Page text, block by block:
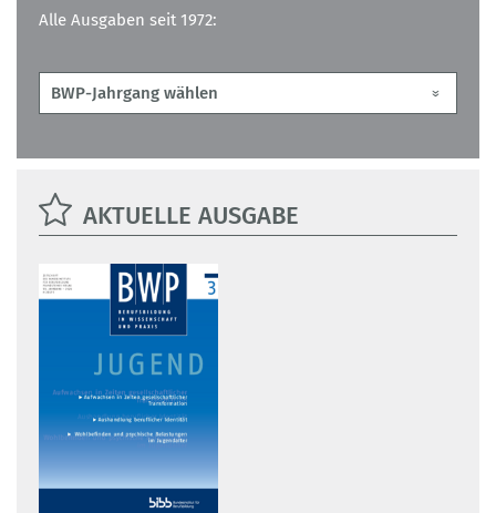
Alle Ausgaben seit 1972:
AKTUELLE AUSGABE